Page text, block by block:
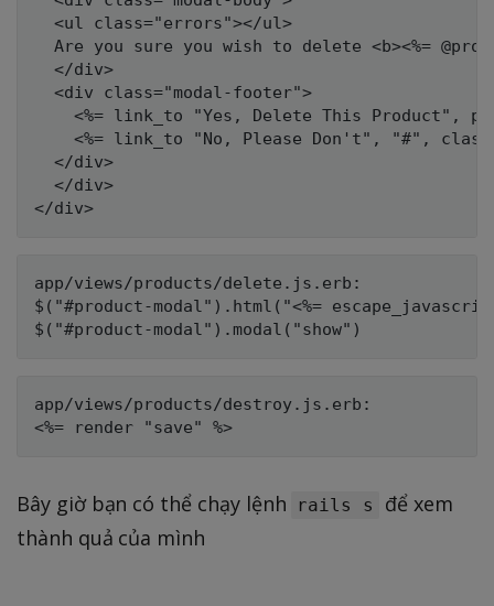
  <ul class="errors"></ul>
Are you sure you wish to delete <b><%=
  </div>
  <div class="modal-footer">
<%= link_to "Yes, Delete This Product",
<%= link_to "No, Please Don't", "#",
  </div>
  </div>
app/views/products/delete.js.erb:
$("#product-modal").html("<%=
app/views/products/destroy.js.erb:
Bây giờ bạn có thể chạy lệnh rails s
để xem
thành quả của mình